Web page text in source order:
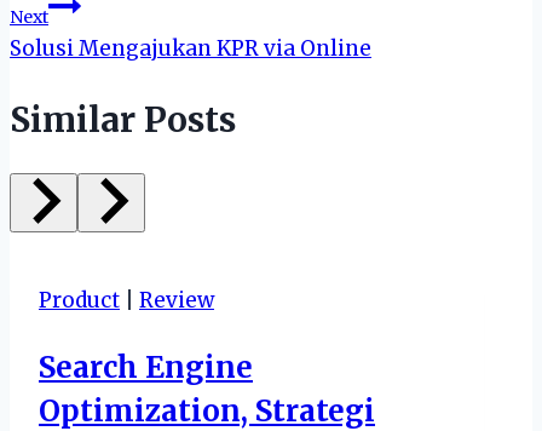
Next
Solusi Mengajukan KPR via Online
Similar Posts
Product Review
Search Engine
Optimization, Strategi